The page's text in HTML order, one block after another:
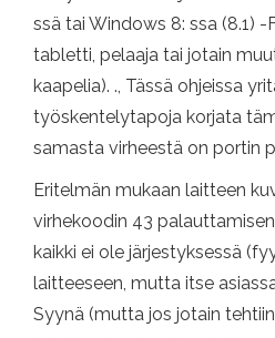
ssä tai Windows 8: ssa (8.1)
tabletti, pelaaja tai jotain
kaapelia). ., Tässä ohjeissa
työskentelytapoja korjata
samasta virheestä on portin
Eritelmän mukaan laitteen
virhekoodin 43
kaikki ei ole järjestyksessä
laitteeseen, mutta itse
Syynä (mutta jos jotain